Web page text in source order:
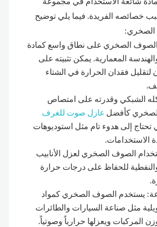
خصائصه الفريدة. فيما يلي توضيح
الصخري:
الصخري على نطاق واسع كمادة
المعمارية. يمكن تثبيته على
فقدان الحرارة في الشتاء
الشبكي وقدرته على امتصاص
كأفضل عازل صوت للغرف
تحتاج إلى هدوء تام مثل استوديوهات
الاستخدامات.
الصوف الصخري لعزل الأنابيب
للحفاظ على درجات حرارة
يستخدم الصوف الصخري كمواد
مثل صناعة السيارات والطائرات
ويعزلها حرارياً وصوتياً.